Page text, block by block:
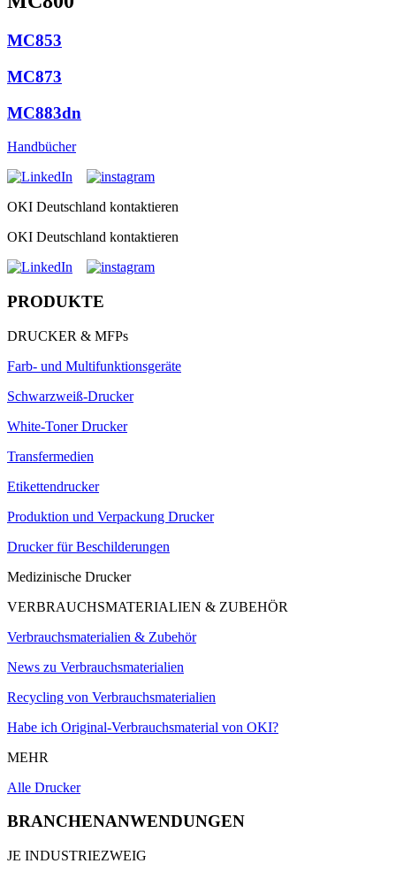
MC853
MC873
MC883dn
Handbücher
OKI Deutschland kontaktieren
OKI Deutschland kontaktieren
PRODUKTE
DRUCKER & MFPs
Farb- und Multifunktionsgeräte
Schwarzweiß-Drucker
White-Toner Drucker
Transfermedien
Etikettendrucker
Produktion und Verpackung Drucker
Drucker für Beschilderungen
Medizinische Drucker
VERBRAUCHSMATERIALIEN & ZUBEHÖR
Verbrauchsmaterialien & Zubehör
News zu Verbrauchsmaterialien
Recycling von Verbrauchsmaterialien
Habe ich Original-Verbrauchsmaterial von OKI?
MEHR
Alle Drucker
BRANCHENANWENDUNGEN
JE INDUSTRIEZWEIG